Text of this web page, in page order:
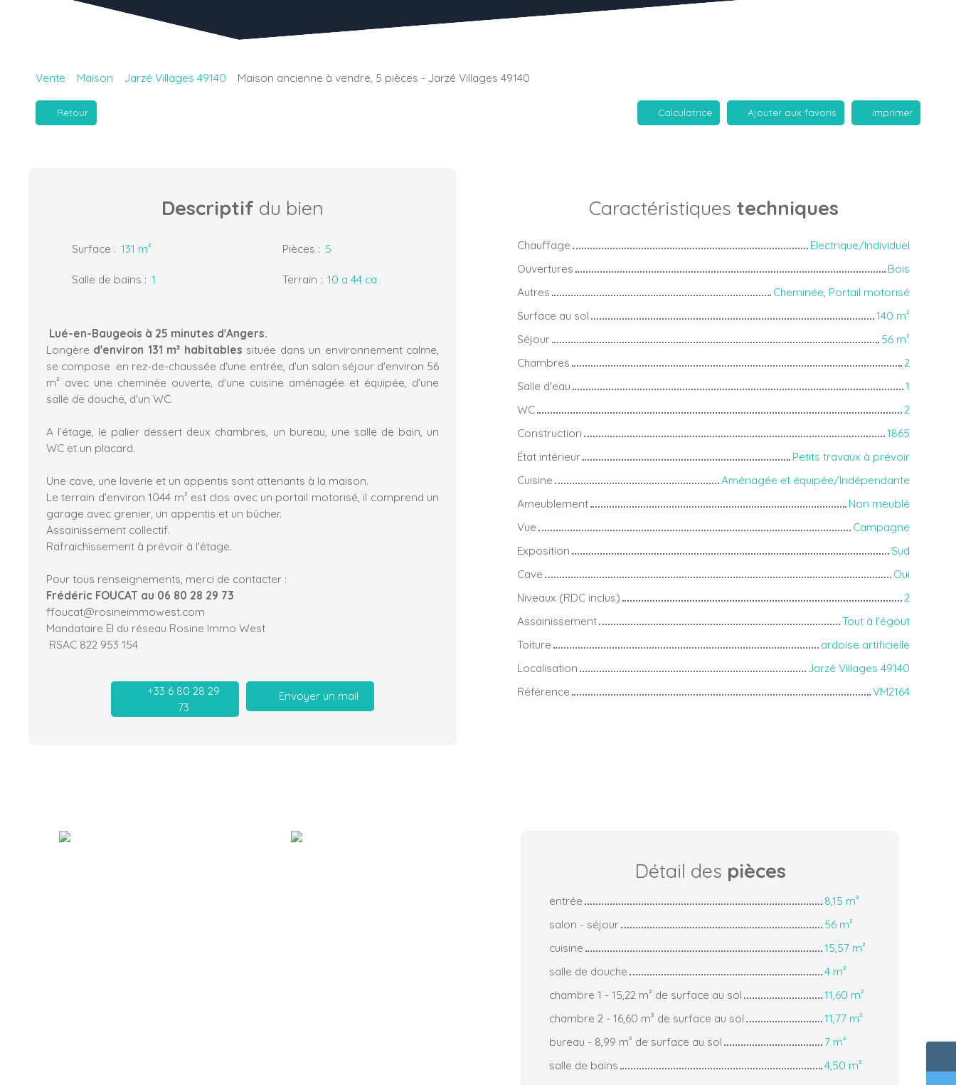
Vente Maison Jarzé Villages 49140 Maison ancienne à vendre, 5 pièces - Jarzé Villages 49140
Retour Calculatrice Ajouter aux favoris Imprimer
Descriptif du bien
Surface : 131 m² Pièces : 5
Salle de bains : 1 Terrain : 10 a 44 ca
Lué-en-Baugeois à 25 minutes d'Angers.
Longère d'environ 131 m² habitables située dans un environnement calme,
se compose en rez-de-chaussée d'une entrée, d'un salon séjour d'environ 56
m² avec une cheminée ouverte, d'une cuisine aménagée et équipée, d'une
salle de douche, d'un WC.
A l’étage, le palier dessert deux chambres, un bureau, une salle de bain, un
WC et un placard.
Une cave, une laverie et un appentis sont attenants à la maison.
Le terrain d’environ 1044 m² est clos avec un portail motorisé, il comprend un
garage avec grenier, un appentis et un bûcher.
Assainissement collectif.
Rafraichissement à prévoir à l'étage.
Pour tous renseignements, merci de contacter :
Frédéric FOUCAT au 06 80 28 29 73
ffoucat@rosineimmowest.com
Mandataire EI du réseau Rosine Immo West
RSAC 822 953 154
+33 6 80 28 29
73
Envoyer un mail
Caractéristiques techniques
Chauffage
Electrique/Individuel
Ouvertures
Bois
Autres
Cheminée, Portail motorisé
Surface au sol
140 m²
Séjour
56 m²
Chambres
2
Salle d'eau
1
WC
2
Construction
1865
État intérieur
Petits travaux à prévoir
Cuisine
Aménagée et équipée/Indépendante
Ameublement
Non meublé
Vue
Campagne
Exposition
Sud
Cave
Oui
Niveaux (RDC inclus)
2
Assainissement
Tout à l'égout
Toiture
ardoise artificielle
Localisation
Jarzé Villages 49140
Référence
VM2164
Détail des pièces
entrée
8,15 m²
salon - séjour
56 m²
cuisine
15,57 m²
salle de douche
4 m²
chambre 1 - 15,22 m² de surface au sol
11,60 m²
chambre 2 - 16,60 m² de surface au sol
11,77 m²
bureau - 8,99 m² de surface au sol
7 m²
salle de bains
4,50 m²